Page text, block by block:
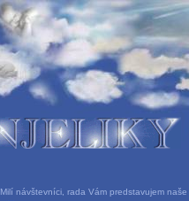
Milí návštevníci, rada Vám predstavujem